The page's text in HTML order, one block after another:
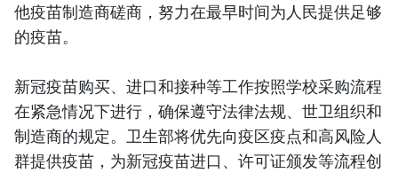
他疫苗制造商磋商，努力在最早时间为人民提供足够
的疫苗。
新冠疫苗购买、进口和接种等工作按照学校采购流程
在紧急情况下进行，确保遵守法律法规、世卫组织和
制造商的规定。卫生部将优先向疫区疫点和高风险人
群提供疫苗，为新冠疫苗进口、许可证颁发等流程创